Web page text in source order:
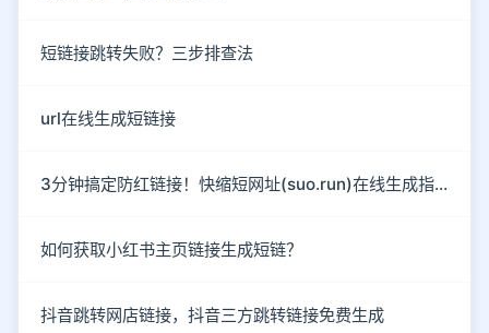
短链接跳转失败？三步排查法
url在线生成短链接
3分钟搞定防红链接！快缩短网址(suo.run)在线生成指南
如何获取小红书主页链接生成短链？
抖音跳转网店链接，抖音三方跳转链接免费生成